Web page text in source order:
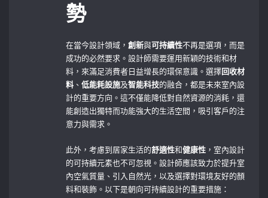
勢
在當今設計領域，創新與可持續性不再是選項，而是
成功的必然要求。設計師需要運用新穎的技術和材
料，來滿足消費者日益增長的環保意識。選擇回收材
料 、低能耗設施及智能科技的融合，都是未來室內設
計的重要方向。這不僅能降低對自然資源的消耗，還
能創造出獨特而功能強大的生活空間，吸引客戶的注
意力與需求。
此外，考慮到居家生活的舒適性和健康性 ，室內設計
的可持續元素也不可忽視。設計師應該致力於提升室
內空氣質量、引入自然光，以及選擇對環境友好的顏
料和裝飾。以下是朝向可持續設計的重要措施：